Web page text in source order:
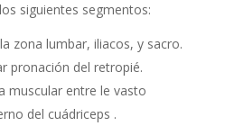
siguientes segmentos:
zona lumbar, iliacos, y sacro.
pronación del retropié.
muscular entre le vasto
del cuádriceps .